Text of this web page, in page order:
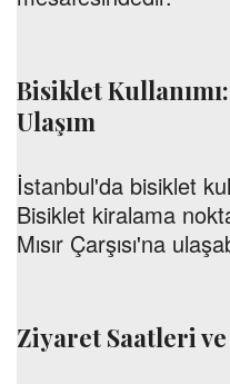
Bisiklet
Ulaşım
İstanbul'da bisiklet
Bisiklet kiralama
Mısır Çarşısı'na
Ziyaret Saatleri